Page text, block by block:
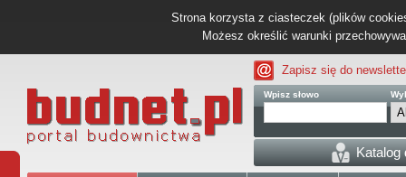
Strona korzysta z ciasteczek (plików
Możesz określić warunki
Zapisz się do
Wpisz słowo
Katalog